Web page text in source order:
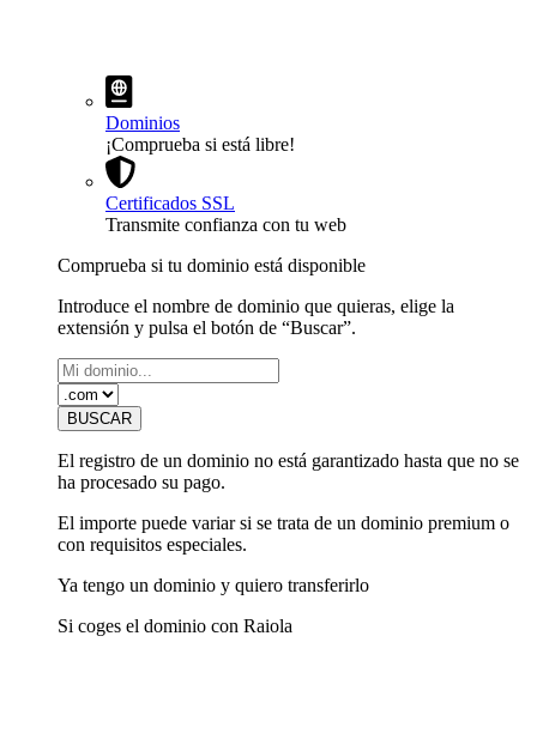
Dominios
¡Comprueba si está libre!
Certificados SSL
Transmite confianza con tu web
Comprueba si tu dominio está disponible
Introduce el nombre de dominio que quieras, elige la
extensión y pulsa el botón de “Buscar”.
El registro de un dominio no está garantizado hasta que no se
ha procesado su pago.
El importe puede variar si se trata de un dominio premium o
con requisitos especiales.
Ya tengo un dominio y quiero transferirlo
Si coges el dominio con Raiola